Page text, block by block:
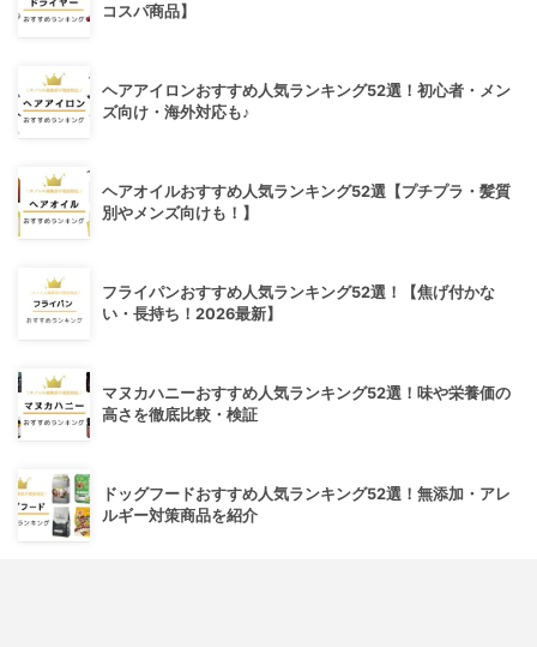
コスパ商品】
ヘアアイロンおすすめ人気ランキング52選！初心者・メン
ズ向け・海外対応も♪
ヘアオイルおすすめ人気ランキング52選【プチプラ・髪質
別やメンズ向けも！】
フライパンおすすめ人気ランキング52選！【焦げ付かな
い・長持ち！2026最新】
マヌカハニーおすすめ人気ランキング52選！味や栄養価の
高さを徹底比較・検証
ドッグフードおすすめ人気ランキング52選！無添加・アレ
ルギー対策商品を紹介